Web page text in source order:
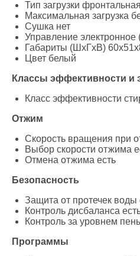
Тип загрузки фронтальная
Максимальная загрузка
Сушка нет
Управление электронное
Габариты (ШxГxВ)
Цвет белый
Классы эффективности и
Класс эффективности
Отжим
Скорость вращения при
Выбор скорости отжима
Отмена отжима есть
Безопасность
Защита от протечек воды
Контроль дисбаланса
Контроль за уровнем
Программы